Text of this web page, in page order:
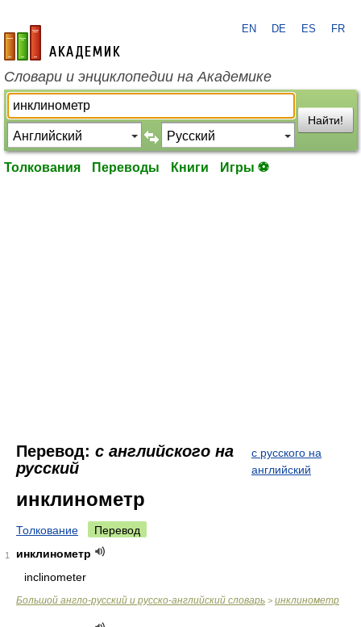
academic.ru
EN DE ES FR
Словари и энциклопедии на Академике
Найти!
Толкования Переводы Книги Игры ⚽
Перевод: с английского на
русский
с русского на
английский
инклинометр
Толкование Перевод
1
инклинометр
inclinometer
Большой англо-русский и русско-английский словарь > инклинометр